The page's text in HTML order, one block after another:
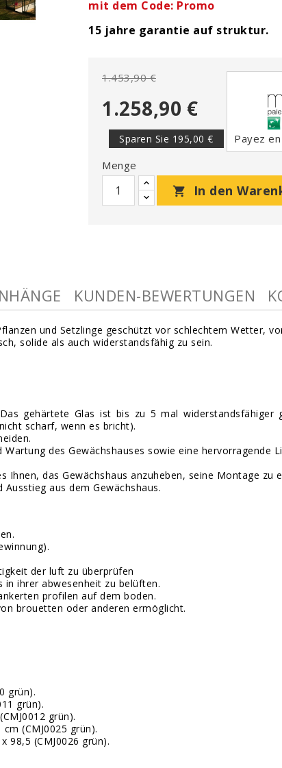
mit dem Code: Promo
15 jahre garantie auf struktur.
1.453,90 €
1.258,90 €
Sparen Sie 195,00 €
Payez
Menge

In den
KUNDEN-BEWERTUNGEN
und Setzlinge geschützt vor schlechtem Wetter,
solide als auch widerstandsfähig zu sein.
gehärtete Glas ist bis zu 5 mal widerstandsfähiger
scharf, wenn es bricht).
des Gewächshauses sowie eine hervorragende
das Gewächshaus anzuheben, seine Montage zu
aus dem Gewächshaus.
der luft zu überprüfen
ihrer abwesenheit zu belüften.
profilen auf dem boden.
brouetten oder anderen ermöglicht.
grün).
grün).
grün).
(CMJ0025 grün).
98,5 (CMJ0026 grün).